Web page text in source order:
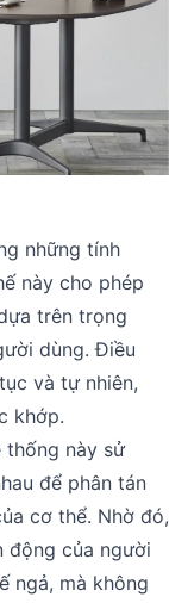
những tính
này cho phép
trên trọng
dùng. Điều
và tự nhiên,
khớp.
thống này sử
để phân tán
cơ thể. Nhờ đó,
động của người
ngả, mà không